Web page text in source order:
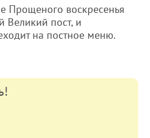
Прощеного воскресенья
Великий пост, и
на постное меню.